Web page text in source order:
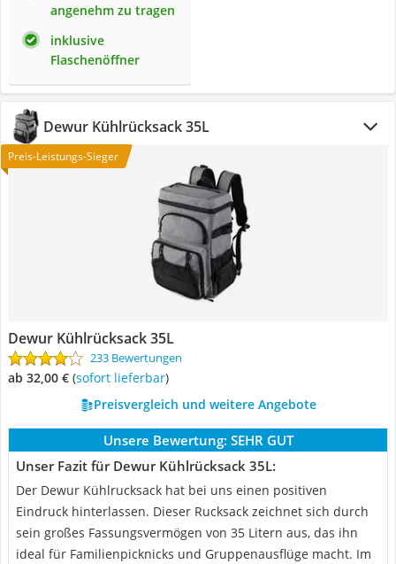
angenehm zu tragen
inklusive
Flaschenöffner
Dewur Kühlrücksack 35L
Preis-Leistungs-Sieger
Dewur Kühlrücksack 35L
233 Bewertungen
ab 32,00 € ( Sofort lieferbar)
Preisvergleich und weitere Angebote
Unsere Bewertung: SEHR GUT
Unser Fazit für Dewur Kühlrücksack 35L:
Der Dewur Kühlrucksack hat bei uns einen positiven
Eindruck hinterlassen. Dieser Rucksack zeichnet sich durch
sein großes Fassungsvermögen von 35 Litern aus, das ihn
ideal für Familienpicknicks und Gruppenausflüge macht. Im